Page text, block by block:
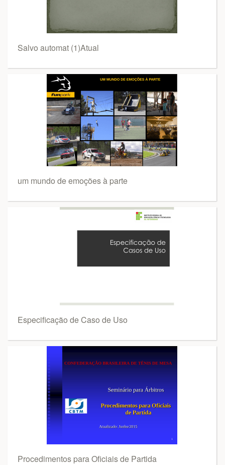
Salvo automat (1)Atual
um mundo de emoções à parte
Especificação de Caso de Uso
Procedimentos para Oficiais de Partida